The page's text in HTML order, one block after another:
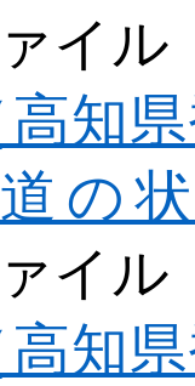
イル
高知
の
イル
高知